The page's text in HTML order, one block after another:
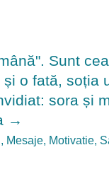
Sunt
o fată, soția
sora și
→
, Mesaje, Motivatie,